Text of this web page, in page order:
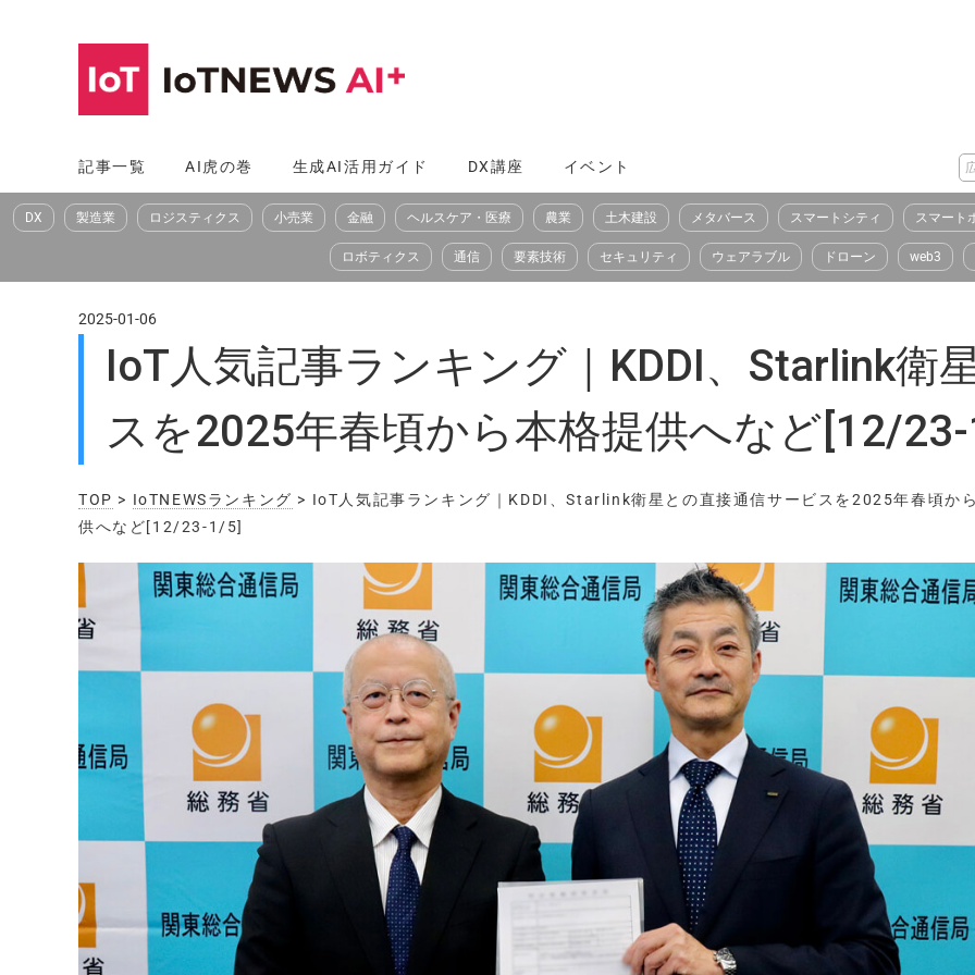
へ
ス
記事一覧 AI虎の巻 生成AI活用ガイド DX講座 イベント
DX 製造業 ロジスティクス 小売業 金融 ヘルスケア・医療 農業 土木建設 メタバース スマートシティ スマート
ロボティクス 通信 要素技術 セキュリティ ウェアラブル ドローン web3
2025-01-06
IoT人気記事ランキング｜KDDI、Starlink衛
スを2025年春頃から本格提供へなど[12/
TOP > IoTNEWSランキング > IoT人気記事ランキング｜KDDI、Starlink衛星との直接通信サービスを2025年春頃か
供へなど[12/23-1/5]